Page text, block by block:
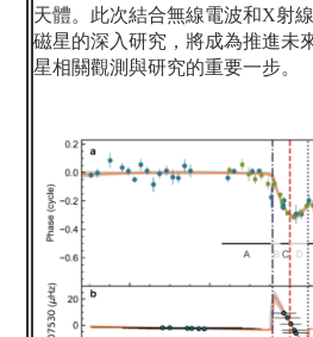
天體。此次結合無線電波和X射
磁星的深入研究，將成為推進未
星相關觀測與研究的重要一步。